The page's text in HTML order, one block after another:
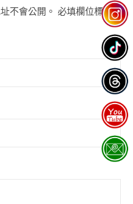
不會公開。 必填欄位標示